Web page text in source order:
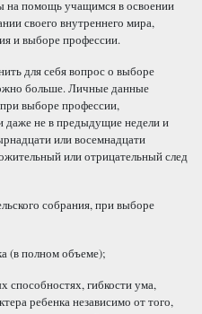
на помощь учащимся в освоении
своего внутреннего мира,
и выборе профессии.
для себя вопрос о выборе
больше. Личные данные
выборе профессии,
даже не в предыдущие недели и
или восемнадцати
или отрицательный след
собрания, при выборе
(в полном объеме);
способностях, гибкости ума,
ребенка независимо от того,